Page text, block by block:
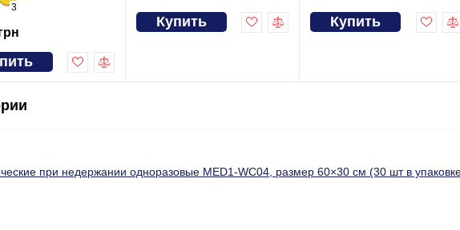
3
Купить Купить
при недержании одноразовые MED1-WC04, размер 60×30 см (30 шт в